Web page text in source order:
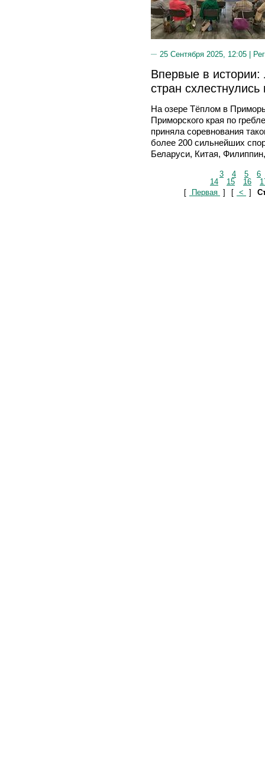
25 Сентября 2025, 12:05 |
Впервые в
стран
На озере Тёплом в
Приморского края по
приняла соревнования
более 200 сильнейших
Беларуси, Китая,
3 4 5
6
14
15 16
[
Первая ] [ < ]